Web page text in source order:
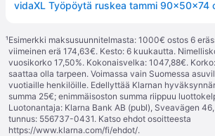
¹Esimerkki maksusuunnitelmasta: 1000€ ostos 6
viimeinen erä 174,63€. Kesto: 6 kuukautta.
vuosikorko 17,50%. Kokonaisvelka: 1047,88€.
saattaa olla tarpeen. Voimassa vain Suomessa
vuotiaille henkilöille. Edellyttää Klarnan
summa 25€; enimmäisoston summa riippuu
Luotonantaja: Klarna Bank AB (publ), Sveavägen
tunnus: 556737-0431. Katso ehdot osoitteesta
https://www.klarna.com/fi/ehdot/.